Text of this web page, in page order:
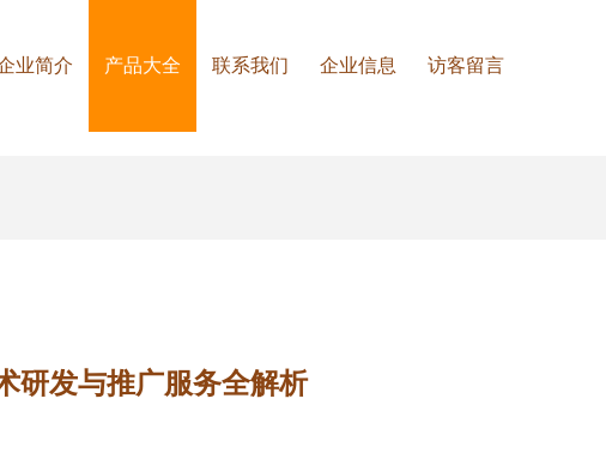
业简介 产品大全 联系我们 企业信息 访客留言
研发与推广服务全解析